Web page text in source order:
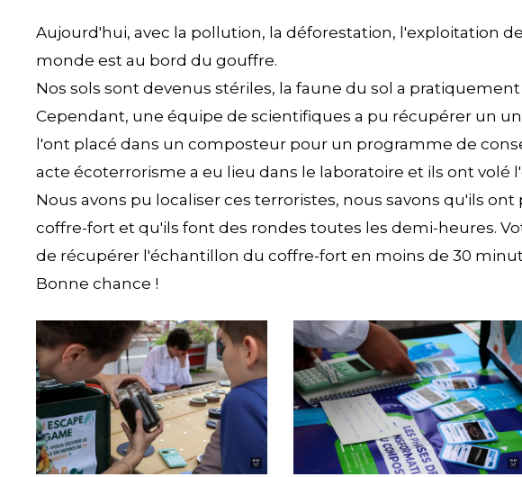
Aujourd'hui, avec la pollution, la déforestation, l'exploitation
monde est au bord du gouffre.
Nos sols sont devenus stériles, la faune du sol a
Cependant, une équipe de scientifiques a pu récupérer un
l'ont placé dans un composteur pour un programme de
acte écoterrorisme a eu lieu dans le laboratoire et ils ont volé
Nous avons pu localiser ces terroristes, nous savons qu'ils
coffre-fort et qu'ils font des rondes toutes les demi-heures.
de récupérer l'échantillon du coffre-fort en moins de 30
Bonne chance !
compost1 compost2